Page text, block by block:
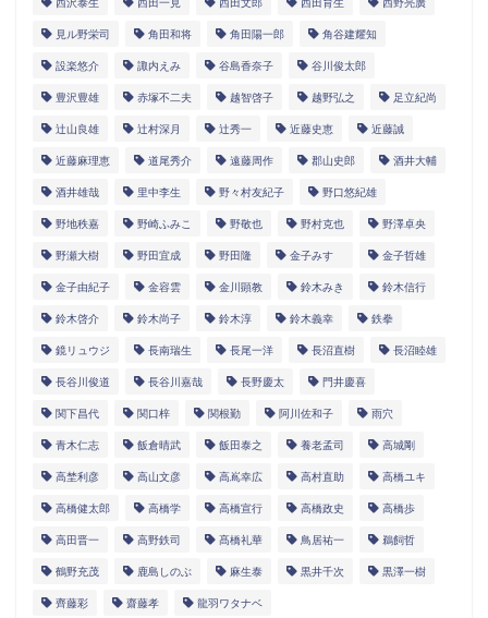
見ル野栄司 角田和将 角田陽一郎 角谷建耀知
設楽悠介 諏内えみ 谷島香奈子 谷川俊太郎
豊沢豊雄 赤塚不二夫 越智啓子 越野弘之 足立紀尚
辻山良雄 辻村深月 辻秀一 近藤史恵 近藤誠
近藤麻理恵 道尾秀介 遠藤周作 郡山史郎 酒井大輔
酒井雄哉 里中李生 野々村友紀子 野口悠紀雄
野地秩嘉 野崎ふみこ 野敬也 野村克也 野澤卓央
野瀬大樹 野田宜成 野田隆 金子みすゞ 金子哲雄
金子由紀子 金容雲 金川顕教 鈴木みき 鈴木信行
鈴木啓介 鈴木尚子 鈴木淳 鈴木義幸 鉄拳
鏡リュウジ 長南瑞生 長尾一洋 長沼直樹 長沼睦雄
長谷川俊道 長谷川嘉哉 長野慶太 門井慶喜
関下昌代 関口梓 関根勤 阿川佐和子 雨穴
青木仁志 飯倉晴武 飯田泰之 養老孟司 高城剛
高埜利彦 高山文彦 高嶌幸広 高村直助 高橋ユキ
高橋健太郎 高橋学 高橋宣行 高橋政史 高橋歩
高田晋一 高野鉄司 髙橋礼華 鳥居祐一 鵜飼哲
鶴野充茂 鹿島しのぶ 麻生泰 黒井千次 黒澤一樹
齊藤彩 齋藤孝 龍羽ワタナベ